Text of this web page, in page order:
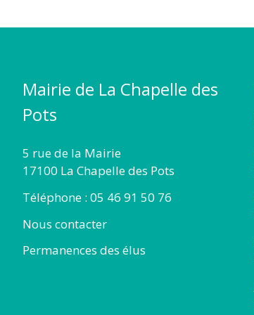
Mairie de La Chapelle des
Pots
5 rue de la Mairie
17100 La Chapelle des Pots
Téléphone : 05 46 91 50 76
Nous contacter
Permanences des élus